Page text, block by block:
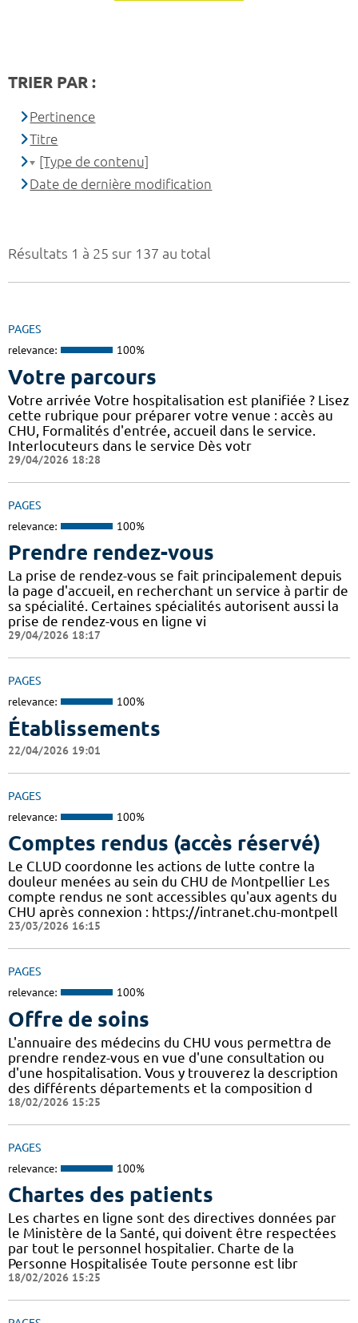
Résultats 1 à 25 sur 137 au total
PAGES
relevance: 100%
Votre parcours
Votre arrivée Votre hospitalisation est planifiée ? Lisez
cette rubrique pour préparer votre venue : accès au
CHU, Formalités d'entrée, accueil dans le service.
Interlocuteurs dans le service Dès votr
29/04/2026 18:28
PAGES
relevance: 100%
Prendre rendez-vous
La prise de rendez-vous se fait principalement depuis
la page d'accueil, en recherchant un service à partir de
sa spécialité. Certaines spécialités autorisent aussi la
prise de rendez-vous en ligne vi
29/04/2026 18:17
PAGES
relevance: 100%
Établissements
22/04/2026 19:01
PAGES
relevance: 100%
Comptes rendus (accès réservé)
Le CLUD coordonne les actions de lutte contre la
douleur menées au sein du CHU de Montpellier Les
compte rendus ne sont accessibles qu'aux agents du
CHU après connexion : https://intranet.chu-montpell
23/03/2026 16:15
PAGES
relevance: 100%
Offre de soins
L'annuaire des médecins du CHU vous permettra de
prendre rendez-vous en vue d'une consultation ou
d'une hospitalisation. Vous y trouverez la description
des différents départements et la composition d
18/02/2026 15:25
PAGES
relevance: 100%
Chartes des patients
Les chartes en ligne sont des directives données par
le Ministère de la Santé, qui doivent être respectées
par tout le personnel hospitalier. Charte de la
Personne Hospitalisée Toute personne est libr
18/02/2026 15:25
TRIER PAR :
Pertinence
Titre
[Type de contenu]
Date de dernière modification